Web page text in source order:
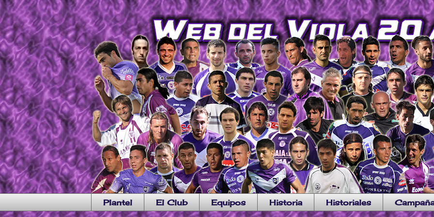
Plantel El Club Equipos Historia Historiales